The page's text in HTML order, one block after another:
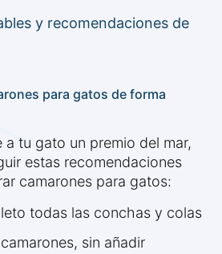
y recomendaciones de
para gatos de forma
a tu gato un premio del mar,
estas recomendaciones
camarones para gatos:
todas las conchas y colas
sin añadir